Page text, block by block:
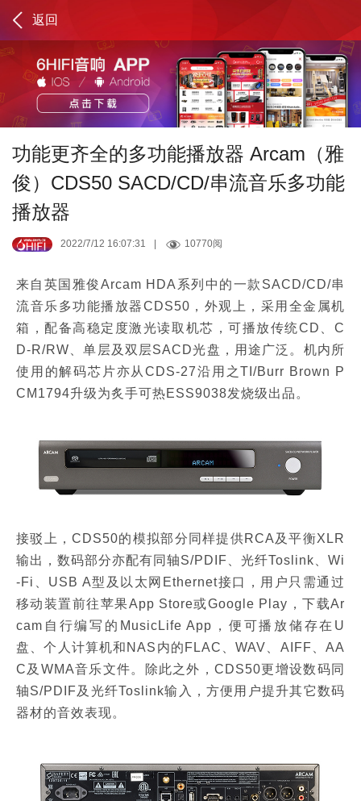
返回
功能更齐全的多功能播放器 Arcam（雅
俊）CDS50 SACD/CD/串流音乐多功能
播放器
2022/7/12 16:07:31 10770阅
来自英国雅俊Arcam HDA系列中的一款SACD/CD/串
流音乐多功能播放器CDS50，外观上，采用全金属机
箱，配备高稳定度激光读取机芯，可播放传统CD、C
D-R/RW、单层及双层SACD光盘，用途广泛。机内所
使用的解码芯片亦从CDS-27沿用之TI/Burr Brown P
CM1794升级为炙手可热ESS9038发烧级出品。
接驳上，CDS50的模拟部分同样提供RCA及平衡XLR
输出，数码部分亦配有同轴S/PDIF、光纤Toslink、Wi
-Fi、USB A型及以太网Ethernet接口，用户只需通过
移动装置前往苹果App Store或Google Play，下载Ar
cam自行编写的MusicLife App，便可播放储存在U
盘、个人计算机和NAS内的FLAC、WAV、AIFF、AA
C及WMA音乐文件。除此之外，CDS50更增设数码同
轴S/PDIF及光纤Toslink输入，方便用户提升其它数码
器材的音效表现。